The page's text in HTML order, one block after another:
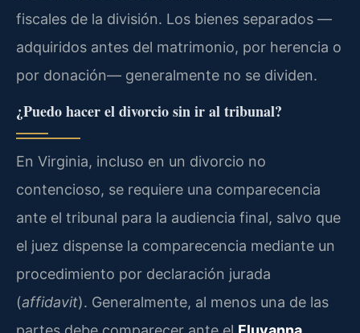
fiscales de la división. Los bienes separados —
adquiridos antes del matrimonio, por herencia o
por donación— generalmente no se dividen.
¿Puedo hacer el divorcio sin ir al tribunal?
En Virginia, incluso en un divorcio no
contencioso, se requiere una comparecencia
ante el tribunal para la audiencia final, salvo que
el juez dispense la comparecencia mediante un
procedimiento por declaración jurada
(affidavit). Generalmente, al menos una de las